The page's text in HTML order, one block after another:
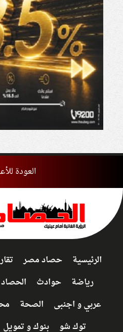
العودة
الرئيسية حصاد مصر
رياضة
حوادث
عربي و اجنبى
الصحة
توك شو
بنوك و تمويل